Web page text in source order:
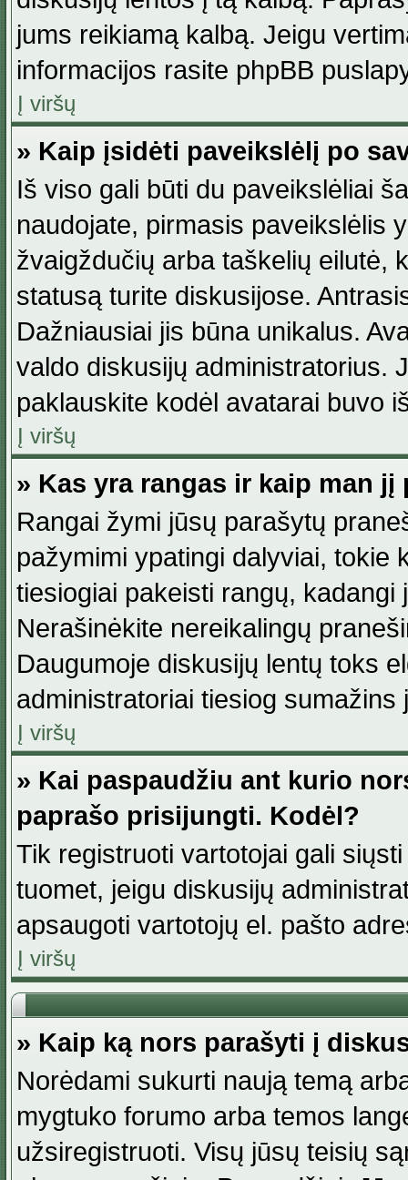
jums reikiamą kalbą. Jeigu
informacijos rasite phpBB
Į viršų
» Kaip įsidėti paveikslėlį po
Iš viso gali būti du paveikslėliai
naudojate, pirmasis paveikslėlis
žvaigždučių arba taškelių eilutė,
statusą turite diskusijose.
Dažniausiai jis būna unikalus.
valdo diskusijų administratorius.
paklauskite kodėl avatarai buvo
Į viršų
» Kas yra rangas ir kaip man jį
Rangai žymi jūsų parašytų
pažymimi ypatingi dalyviai, tokie
tiesiogiai pakeisti rangų,
Nerašinėkite nereikalingų
Daugumoje diskusijų lentų toks
administratoriai tiesiog
Į viršų
» Kai paspaudžiu ant kurio
paprašo prisijungti. Kodėl?
Tik registruoti vartotojai gali
tuomet, jeigu diskusijų
apsaugoti vartotojų el. pašto
Į viršų
» Kaip ką nors parašyti į
Norėdami sukurti naują temą
mygtuko forumo arba temos
užsiregistruoti. Visų jūsų teisių